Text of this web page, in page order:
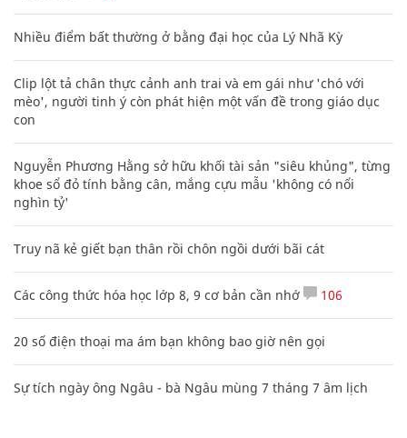
Nhiều điểm bất thường ở bằng đại học của Lý Nhã Kỳ
Clip lột tả chân thực cảnh anh trai và em gái như 'chó với
mèo', người tinh ý còn phát hiện một vấn đề trong giáo dục
con
Nguyễn Phương Hằng sở hữu khối tài sản "siêu khủng", từng
khoe sổ đỏ tính bằng cân, mắng cựu mẫu 'không có nổi
nghìn tỷ'
Truy nã kẻ giết bạn thân rồi chôn ngồi dưới bãi cát
Các công thức hóa học lớp 8, 9 cơ bản cần nhớ 106
20 số điện thoại ma ám bạn không bao giờ nên gọi
Sự tích ngày ông Ngâu - bà Ngâu mùng 7 tháng 7 âm lịch